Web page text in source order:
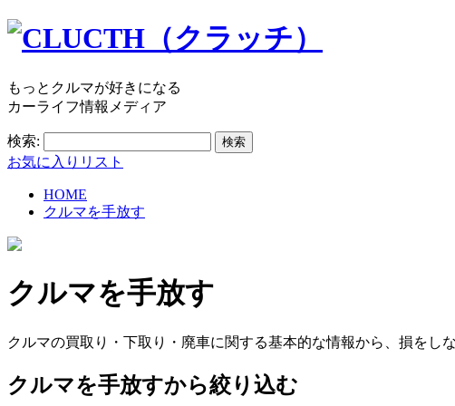
もっとクルマが好きになる
カーライフ情報メディア
検索:
お気に入りリスト
HOME
クルマを手放す
クルマを手放す
クルマの買取り・下取り・廃車に関する基本的な情報から、損を
クルマを手放すから絞り込む